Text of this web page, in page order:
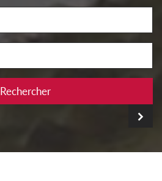
Rechercher